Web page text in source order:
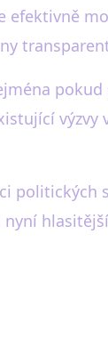
efektivně
politických